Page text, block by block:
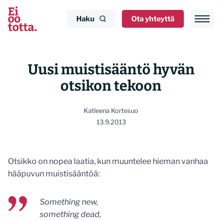
Siirry
sisältöön
Haku Ota yhteyttä
Uusi muistisääntö hyvän
otsikon tekoon
Katleena Kortesuo
13.9.2013
Otsikko on nopea laatia, kun muuntelee hieman vanhaa
hääpuvun muistisääntöä:
Something new,
something dead,